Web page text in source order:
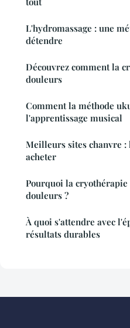
L'hydromassage : une
détendre
Découvrez comment la
douleurs
Comment la méthode
l'apprentissage musical
Meilleurs sites chanvre
acheter
Pourquoi la
douleurs ?
À quoi s'attendre avec
résultats durables